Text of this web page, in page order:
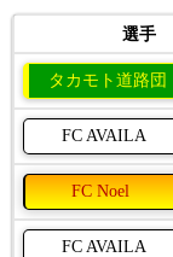
選手
タカモト道路団
FC AVAILA
FC Noel
FC AVAILA